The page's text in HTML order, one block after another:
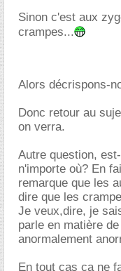
Sinon c'est aux
crampes...
Alors décrispons-
Donc retour au
on verra.
Autre question,
n'importe où? En
remarque que les
dire que les
Je veux,dire, je
parle en matière
anormalement
En tout cas ça ne